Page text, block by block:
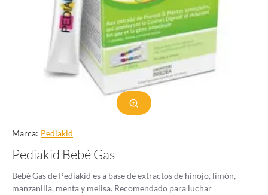
Marca: Pediakid
Pediakid Bebé Gas
Bebé Gas de Pediakid es a base de extractos de hinojo, limón,
manzanilla, menta y melisa. Recomendado para luchar